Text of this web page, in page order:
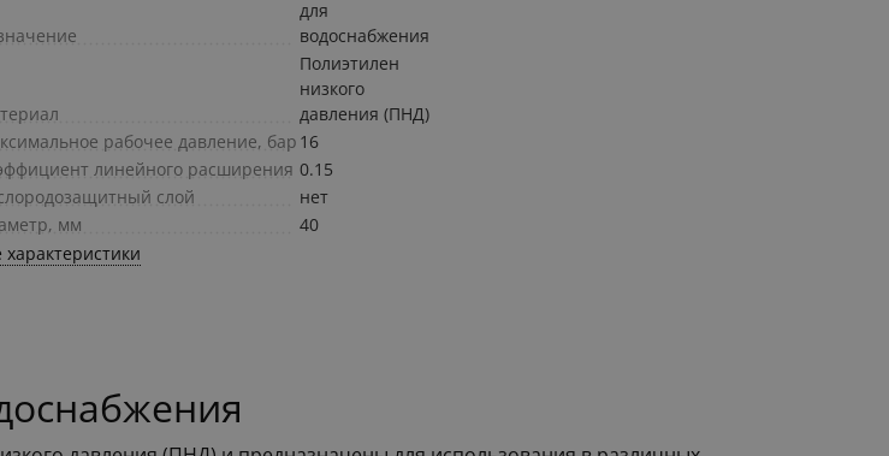
для
водоснабжения
Полиэтилен
низкого
давления (ПНД)
рабочее давление, бар 16
линейного расширения 0.15
слой
нет
мм
40
характеристики